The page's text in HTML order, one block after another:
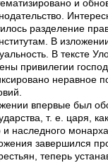
и
разделение
В
В тексте
привилегии
неравное
впервые был
т. е. царя, как
наследного
завершился
теперь